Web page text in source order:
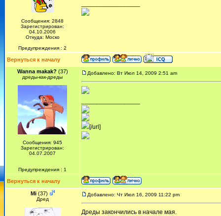
Сообщения: 2848
Зарегистрирован:
04.10.2006
Откуда: Моско
Предупреждения : 2
Вернуться к началу
Wanna makak? (37)
дреды-как-дреды
Сообщения: 945
Зарегистрирован:
04.07.2007
Предупреждения : 1
Добавлено: Вт Июл 14, 2009 2:51 am
[/url]
Вернуться к началу
Mi(37)
Дред
Добавлено: Чт Июл 16, 2009 11:22 pm
Дреды закончились в начале мая.